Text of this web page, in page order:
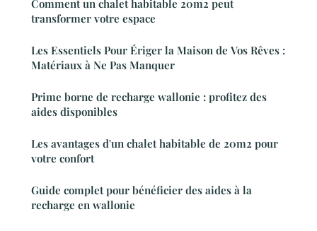
Comment un chalet habitable 20m2 peut
transformer votre espace
Les Essentiels Pour Ériger la Maison de Vos Rêves :
Matériaux à Ne Pas Manquer
Prime borne de recharge wallonie : profitez des
aides disponibles
Les avantages d'un chalet habitable de 20m2 pour
votre confort
Guide complet pour bénéficier des aides à la
recharge en wallonie